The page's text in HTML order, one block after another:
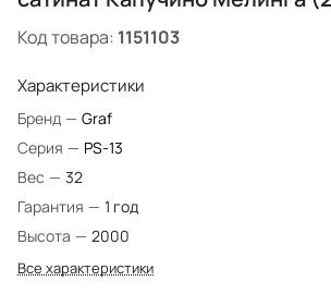
Код товара: 1151103
Характеристики
Бренд — Graf
Серия — PS-13
Вес — 32
Гарантия — 1 год
Высота — 2000
Все характеристики